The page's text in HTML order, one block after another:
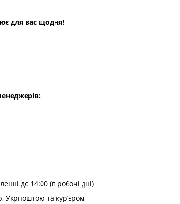
для вас щодня!
до 14:00 (в робочі дні)
Укрпоштою та кур’єром